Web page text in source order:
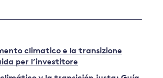
climatico e la transizione
per l’investitore